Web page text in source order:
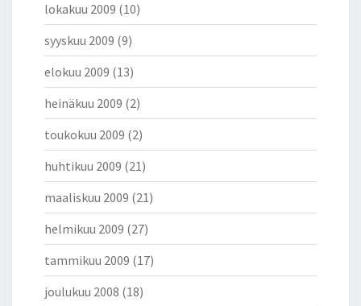
lokakuu 2009 (10)
syyskuu 2009 (9)
elokuu 2009 (13)
heinäkuu 2009 (2)
toukokuu 2009 (2)
huhtikuu 2009 (21)
maaliskuu 2009 (21)
helmikuu 2009 (27)
tammikuu 2009 (17)
joulukuu 2008 (18)